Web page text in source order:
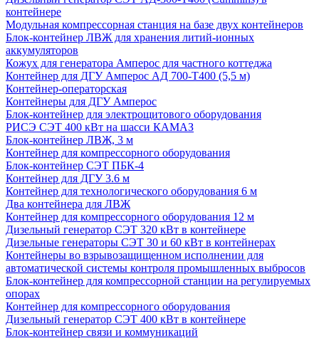
контейнере
Модульная компрессорная станция на базе двух контейнеров
Блок-контейнер ЛВЖ для хранения литий-ионных
аккумуляторов
Кожух для генератора Амперос для частного коттеджа
Контейнер для ДГУ Амперос АД 700-Т400 (5,5 м)
Контейнер-операторская
Контейнеры для ДГУ Амперос
Блок-контейнер для электрощитового оборудования
РИСЭ СЭТ 400 кВт на шасси КАМАЗ
Блок-контейнер ЛВЖ, 3 м
Контейнер для компрессорного оборудования
Блок-контейнер СЭТ ПБК-4
Контейнер для ДГУ 3.6 м
Контейнер для технологического оборудования 6 м
Два контейнера для ЛВЖ
Контейнер для компрессорного оборудования 12 м
Дизельный генератор СЭТ 320 кВт в контейнере
Дизельные генераторы СЭТ 30 и 60 кВт в контейнерах
Контейнеры во взрывозащищенном исполнении для
автоматической системы контроля промышленных выбросов
Блок-контейнер для компрессорной станции на регулируемых
опорах
Контейнер для компрессорного оборудования
Дизельный генератор СЭТ 400 кВт в контейнере
Блок-контейнер связи и коммуникаций